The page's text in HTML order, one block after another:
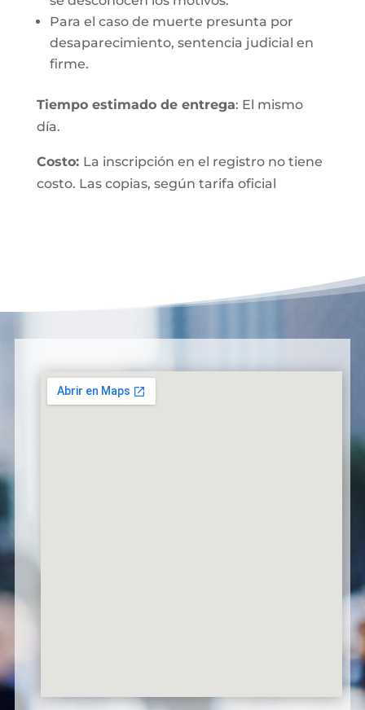
Para el caso de muerte presunta por
desaparecimiento, sentencia judicial en
firme.
Tiempo estimado de entrega: El mismo
día.
Costo: La inscripción en el registro no tiene
costo. Las copias, según tarifa oficial